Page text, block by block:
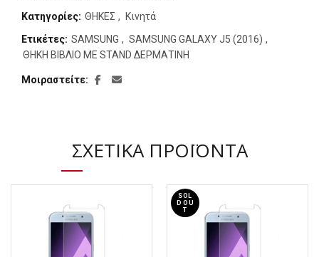
Κατηγορίες: ΘΗΚΕΣ ,
Κινητά
Ετικέτες: SAMSUNG , SAMSUNG GALAXY J5 (2016) ,
ΘΗΚΗ ΒΙΒΛΙΟ ΜΕ STAND ΔΕΡΜΑΤΙΝΗ
Μοιραστείτε
ΣΧΕΤΙΚΆ ΠΡΟΪΌΝΤΑ
SOL
D OU
T